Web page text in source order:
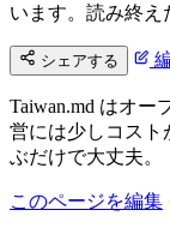
います。読み終え
シェアする
Taiwan.md はオー
営には少しコスト
ぶだけで大丈夫。
このページを編集